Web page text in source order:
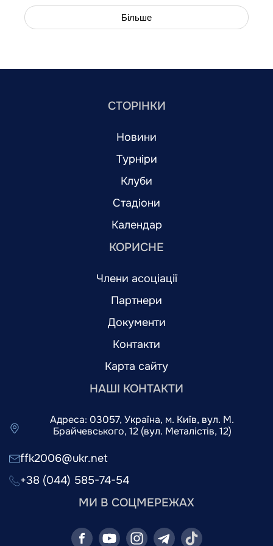
Більше
СТОРІНКИ
Новини
Турніри
Клуби
Стадіони
Календар
КОРИСНЕ
Члени асоціації
Партнери
Документи
Контакти
Карта сайту
НАШІ КОНТАКТИ
Адреса: 03057, Україна, м. Київ, вул. М.
Брайчевського, 12 (вул. Металістів, 12)
ffk2006@ukr.net
+38 (044) 585-74-54
МИ В СОЦМЕРЕЖАХ